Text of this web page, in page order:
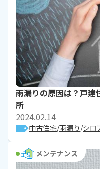
雨漏りの原因は？戸建
所
2024.02.14
中古住宅 雨漏り シロ
メンテナンス